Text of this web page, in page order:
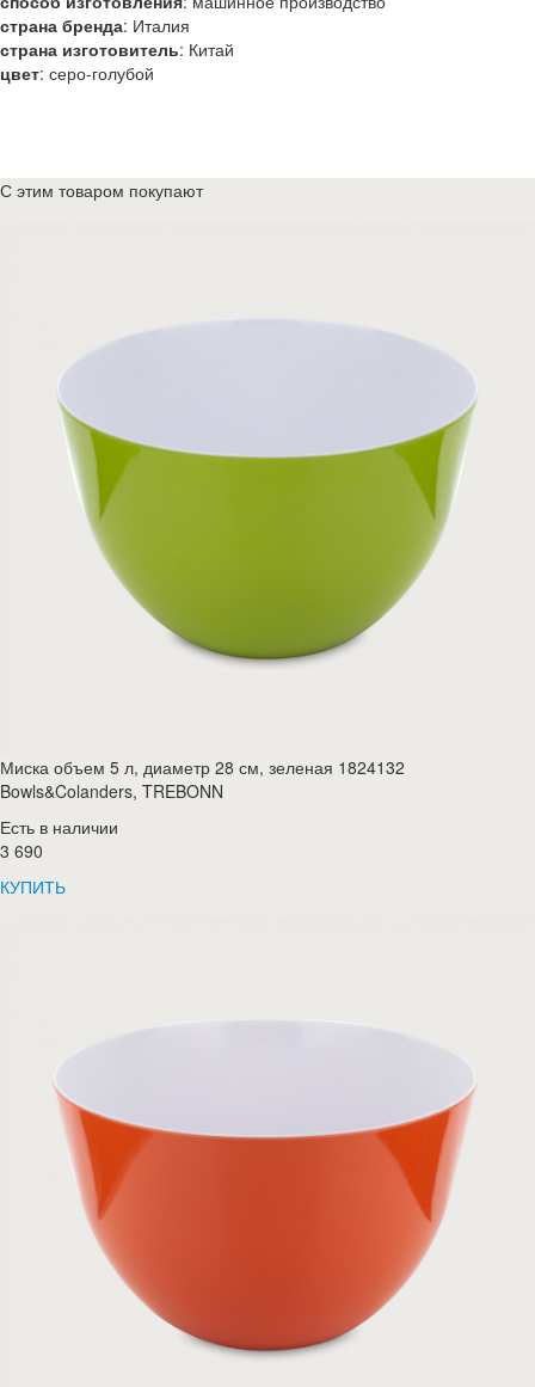
страна бренда: Италия
страна изготовитель: Китай
цвет: серо-голубой
С этим товаром покупают
Миска объем 5 л, диаметр 28 см, зеленая 1824132
Bowls&Colanders, TREBONN
Есть в наличии
3 690
КУПИТЬ